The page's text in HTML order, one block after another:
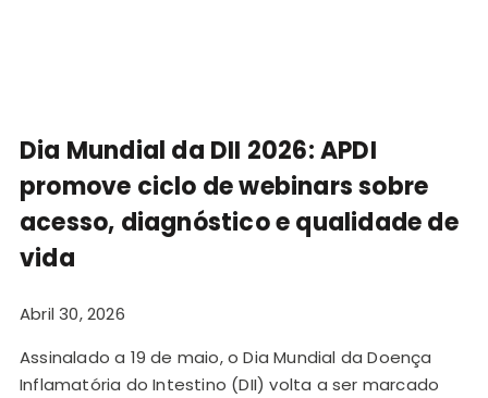
Dia Mundial da DII 2026: APDI
promove ciclo de webinars sobre
acesso, diagnóstico e qualidade de
vida
Abril 30, 2026
Assinalado a 19 de maio, o Dia Mundial da Doença
Inflamatória do Intestino (DII) volta a ser marcado